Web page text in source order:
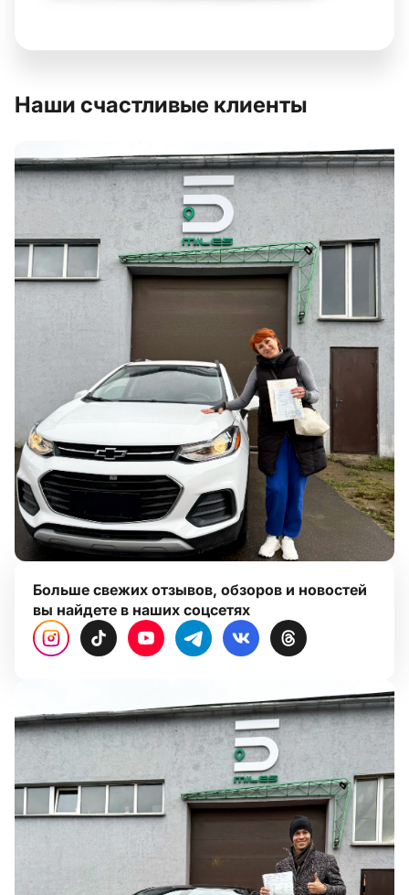
Наши счастливые клиенты
Больше свежих отзывов, обзоров и новостей
вы найдете в наших соцсетях